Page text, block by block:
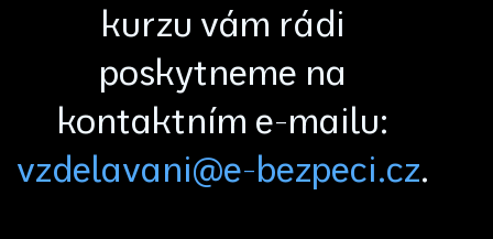
kurzu vám rádi
poskytneme na
kontaktním e-mailu:
vzdelavani@e-bezpeci.cz.